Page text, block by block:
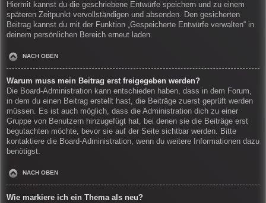
Hiermit kannst du die geschriebene Entwürfe speichern und zu einem
späteren Zeitpunkt vervollständigen und absenden. Den gesicherten
Beitrag kannst du mit der Funktion „Gespeicherte Entwürfe verwalten“ in
deinem persönlichen Bereich erneut laden.
NACH OBEN
Warum muss mein Beitrag erst freigegeben werden?
Die Board-Administration kann entschieden haben, dass in dem Forum,
in dem du einen Beitrag erstellt hast, die Beiträge zuerst geprüft werden
müssen. Es ist auch möglich, dass die Administration dich zu einer
Gruppe von Benutzern hinzugefügt hat, bei denen sie die Beiträge erst
begutachten möchte, bevor sie auf der Seite sichtbar werden. Bitte
kontaktiere die Board-Administration, wenn du weitere Informationen dazu
benötigst.
NACH OBEN
Wie markiere ich ein Thema als neu?